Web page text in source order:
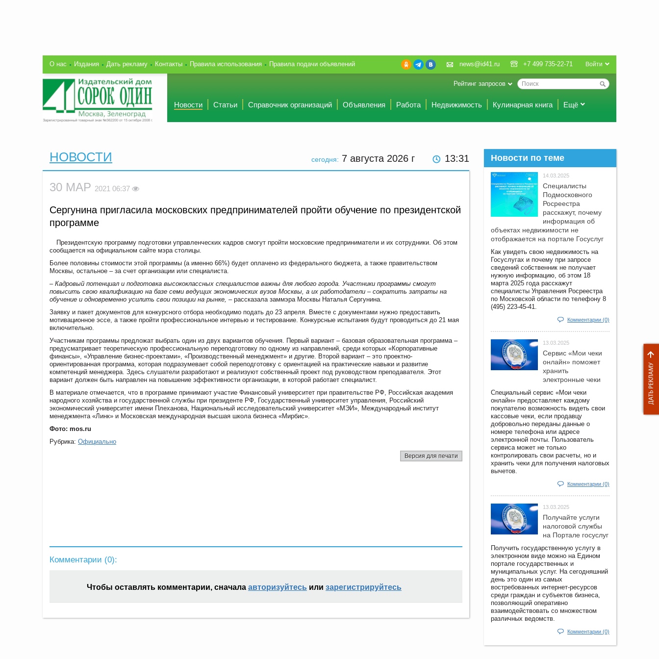
О нас Издания Дать рекламу Контакты Правила использования Правила подачи объявлений Войти
news@id41.ru +7 499 735-22-71
Рейтинг запросов
Новости Статьи Справочник организаций Объявления Работа Недвижимость Кулинарная книга Ещё
сегодня: 7 августа 2026 г 13:31
НОВОСТИ
30 МАР 2021 06:37
Сергунина пригласила московских предпринимателей пройти обучение по президентской
программе
Президентскую программу подготовки управленческих кадров смогут пройти московские предприниматели и их сотрудники. Об этом
сообщается на официальном сайте мэра столицы.
Более половины стоимости этой программы (а именно 66%) будет оплачено из федерального бюджета, а также правительством
Москвы, остальное – за счет организации или специалиста.
– Кадровый потенциал и подготовка высококлассных специалистов важны для любого города. Участники программы смогут
повысить свою квалификацию на базе семи ведущих экономических вузов Москвы, а их работодатели – сократить затраты на
обучение и одновременно усилить свои позиции на рынке, – рассказала заммэра Москвы Наталья Сергунина.
Заявку и пакет документов для конкурсного отбора необходимо подать до 23 апреля. Вместе с документами нужно предоставить
мотивационное эссе, а также пройти профессиональное интервью и тестирование. Конкурсные испытания будут проводиться до 21 мая
включительно.
Участникам программы предложат выбрать один из двух вариантов обучения. Первый вариант – базовая образовательная программа –
предусматривает теоретическую профессиональную переподготовку по одному из направлений, среди которых «Корпоративные
финансы», «Управление бизнес-проектами», «Производственный менеджмент» и другие. Второй вариант – это проектно-
ориентированная программа, которая подразумевает собой переподготовку с ориентацией на практические навыки и развитие
компетенций менеджера. Здесь слушатели разработают и реализуют собственный проект под руководством преподавателя. Этот
вариант должен быть направлен на повышение эффективности организации, в которой работает специалист.
В материале отмечается, что в программе принимают участие Финансовый университет при правительстве РФ, Российская академия
народного хозяйства и государственной службы при президенте РФ, Государственный университет управления, Российский
экономический университет имени Плеханова, Национальный исследовательский университет «МЭИ», Международный институт
менеджмента «Линк» и Московская международная высшая школа бизнеса «Мирбис».
Фото: mos.ru
Рубрика: Официально
Версия для печати
Комментарии (0):
Чтобы оставлять комментарии, сначала авторизуйтесь или зарегистрируйтесь
Новости по теме
14.03.2025
Специалисты
Подмосковного
Росреестра
расскажут, почему
информация об
объектах недвижимости не
отображается на портале Госуслуг
Как увидеть свою недвижимость на
Госуслугах и почему при запросе
сведений собственник не получает
нужную информацию, об этом 18
марта 2025 года расскажут
специалисты Управления Росреестра
по Московской области по телефону 8
(495) 223-45-41.
Комментарии (0)
13.03.2025
Сервис «Мои чеки
онлайн» поможет
хранить
электронные чеки
Специальный сервис «Мои чеки
онлайн» предоставляет каждому
покупателю возможность видеть свои
кассовые чеки, если продавцу
добровольно переданы данные о
номере телефона или адресе
электронной почты. Пользователь
сервиса может не только
контролировать свои расчеты, но и
хранить чеки для получения налоговых
вычетов.
Комментарии (0)
13.03.2025
Получайте услуги
налоговой службы
на Портале госyслуг
Получить государственную услугу в
электронном виде можно на Едином
портале государственных и
муниципальных услуг. На сегодняшний
день это один из самых
востребованных интернет-ресурсов
среди граждан и субъектов бизнеса,
позволяющий оперативно
взаимодействовать со множеством
различных ведомств.
Комментарии (0)